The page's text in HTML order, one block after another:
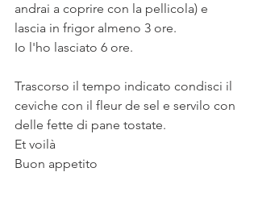
andrai a coprire con la pellicola) e
lascia in frigor almeno 3 ore.
Io l'ho lasciato 6 ore.
Trascorso il tempo indicato condisci il
ceviche con il fleur de sel e servilo con
delle fette di pane tostate.
Et voilà
Buon appetito